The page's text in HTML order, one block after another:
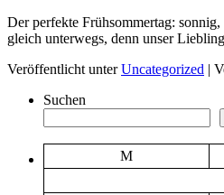
Der perfekte Frühsommertag:
gleich unterwegs, denn unser
Veröffentlicht unter Uncategorized |
Suchen
M